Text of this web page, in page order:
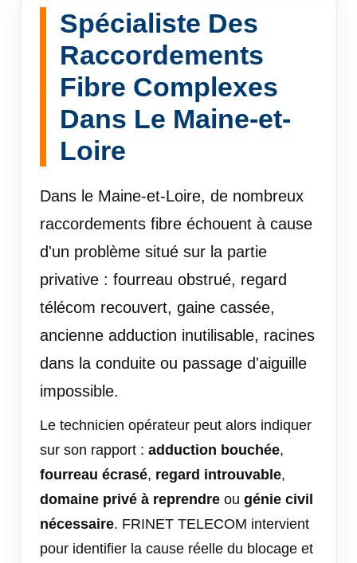
Spécialiste Des
Raccordements
Fibre Complexes
Dans Le Maine-et-
Loire
Dans le Maine-et-Loire, de nombreux
raccordements fibre échouent à cause
d'un problème situé sur la partie
privative : fourreau obstrué, regard
télécom recouvert, gaine cassée,
ancienne adduction inutilisable, racines
dans la conduite ou passage d'aiguille
impossible.
Le technicien opérateur peut alors indiquer
sur son rapport : adduction bouchée,
fourreau écrasé, regard introuvable,
domaine privé à reprendre ou génie civil
nécessaire. FRINET TELECOM intervient
pour identifier la cause réelle du blocage et